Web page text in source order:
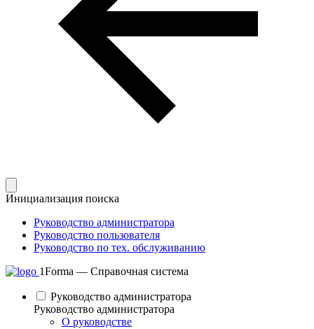
Инициализация поиска
Руководство администратора
Руководство пользователя
Руководство по тех. обслуживанию
1Forma — Справочная система
Руководство администратора
Руководство администратора
О руководстве